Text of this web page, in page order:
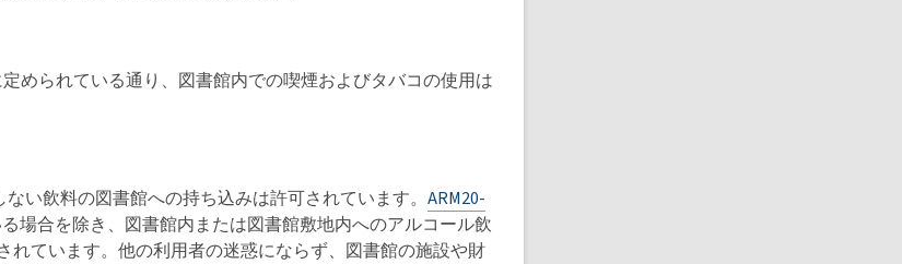
定められている通り、図書館内での喫煙およびタバコの使用は
い飲料の図書館への持ち込みは許可されています。 ARM20-
場合を除き、図書館内または図書館敷地内へのアルコール飲
れています。他の利用者の迷惑にならず、図書館の施設や財